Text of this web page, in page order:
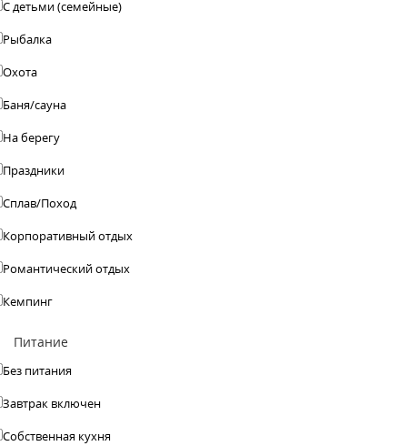
С детьми (семейные)
Рыбалка
Охота
Баня/сауна
На берегу
Праздники
Сплав/Поход
Корпоративный отдых
Романтический отдых
Кемпинг
Питание
Без питания
Завтрак включен
Собственная кухня